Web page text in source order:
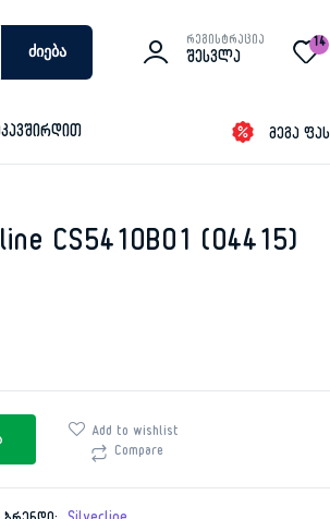
Ძიება
რეგისტრაცია
Შესვლა
14
მეგა
CS5410B01 (04415)
Add to wishlist
Compare